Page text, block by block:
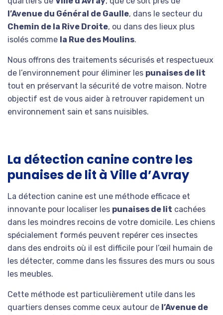
l’Avenue du Général de Gaulle, dans le secteur du
Chemin de la Rive Droite, ou dans des lieux plus
isolés comme la Rue des Moulins.
Nous offrons des traitements sécurisés et respectueux
de l’environnement pour éliminer les punaises de lit
tout en préservant la sécurité de votre maison. Notre
objectif est de vous aider à retrouver rapidement un
environnement sain et sans nuisibles.
La détection canine contre les
punaises de lit à Ville d’Avray
La détection canine est une méthode efficace et
innovante pour localiser les punaises de lit cachées
dans les moindres recoins de votre domicile. Les chiens
spécialement formés peuvent repérer ces insectes
dans des endroits où il est difficile pour l’œil humain de
les détecter, comme dans les fissures des murs ou sous
les meubles.
Cette méthode est particulièrement utile dans les
quartiers denses comme ceux autour de l’Avenue de